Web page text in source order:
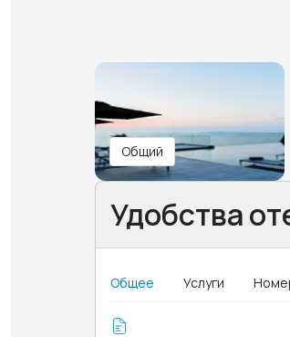
Общий
Удобства
Общее Услуги